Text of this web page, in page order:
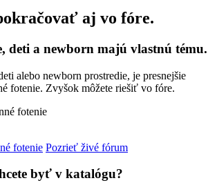
aj vo fóre.
deti a newborn majú vlastnú tému.
alebo newborn prostredie, je presnejšie
fotenie. Zvyšok môžete riešiť vo fóre.
fotenie
fotenie Pozrieť živé fórum
byť v katalógu?